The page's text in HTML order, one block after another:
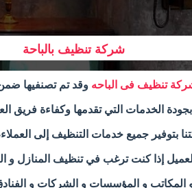
شركة تنظيف بالباحة
تنظيف فى الباحه وقد تم تصنفيها
بجودة الخدمات التي تقدمها وكفاءة فريق
بتوفير جميع خدمات التنظيف إلى
إذا كنت ترغب في تنظيف المنازل و
المكاتب و المؤسسات و الشركات و